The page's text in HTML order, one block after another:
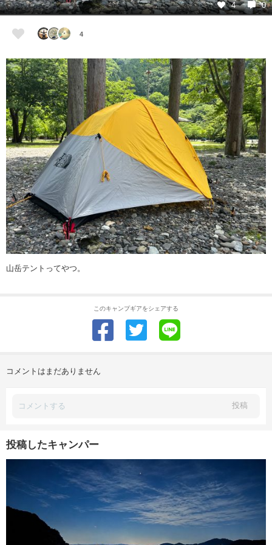
4 0
4
山岳テントってやつ。
このキャンプギアをシェアする
コメントはまだありません
投稿
投稿したキャンパー